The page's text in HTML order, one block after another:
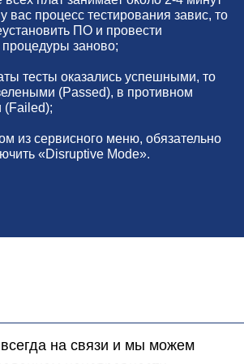
вас процесс тестирования завис, то
ПО и провести
заново;
тесты оказались успешными, то
(Passed), в противном
(Failed);
из сервисного меню, обязательно
«Disruptive Mode».
на связи и мы можем
894-32-58
Вн. Тер.
Лефортово, ул.
сервис ремонта